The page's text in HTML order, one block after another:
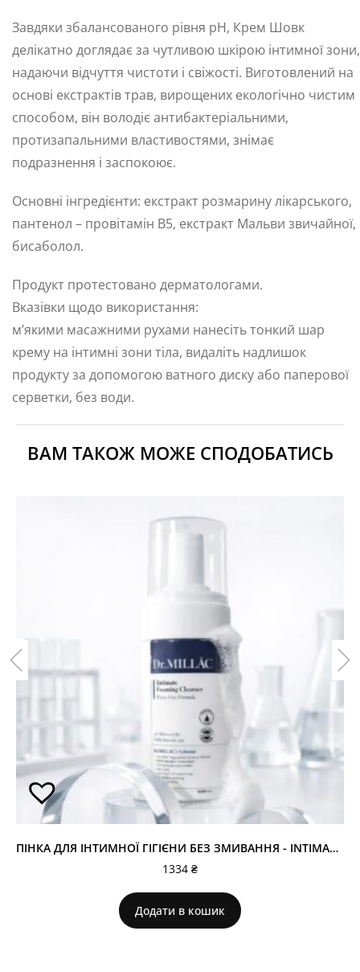
Завдяки збалансованого рівня pH, Крем Шовк
делікатно доглядає за чутливою шкірою інтимної зони,
надаючи відчуття чистоти і свіжості. Виготовлений на
основі екстрактів трав, вирощених екологічно чистим
способом, він володіє антибактеріальними,
протизапальними властивостями, знімає
подразнення і заспокоює.
Основні інгредієнти: екстракт розмарину лікарського,
пантенол – провітамін В5, екстракт Мальви звичайної,
бисаболол.
Продукт протестовано дерматологами.
Вказівки щодо використання:
м’якими масажними рухами нанесіть тонкий шар
крему на інтимні зони тіла, видаліть надлишок
продукту за допомогою ватного диску або паперової
серветки, без води.
ВАМ ТАКОЖ МОЖЕ СПОДОБАТИСЬ
ПІНКА ДЛЯ ІНТИМНОЇ ГІГІЄНИ БЕЗ ЗМИВАННЯ - INTIMATE FOAMING CLEANSER
1334 ₴
Додати в кошик